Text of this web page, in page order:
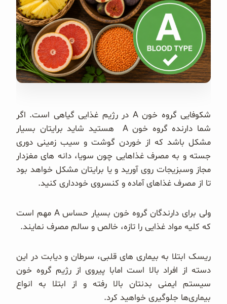
غلات و دانه‌های سالم
صبحانه و میان وعده
سبوس و جوانه‌ها
پک سلامتی OAB
کتاب‌های OAB
وبلاگ
شکوفایی گروه خون A در رژیم غذایی گیاهی است. اگر
شما دارنده گروه خون A هستید شاید برایتان بسیار
مشکل باشد که از خوردن گوشت و سیب زمینی دوری
جسته و به مصرف غذاهایی چون سویا، دانه های مغزدار
مجاز وسبزیجات روی آورید و یا برایتان مشکل خواهد بود
تا از مصرف غذاهای آماده و کنسروی خودداری کنید.
ولی برای دارندگان گروه خون بسیار حساس A مهم است
که کلیه مواد غذایی را تازه، خالص و سالم مصرف نمایند.
ریسک ابتلا به بیماری های قلبی، سرطان و دیابت در این
دسته از افراد بالا است امابا پیروی از رژیم گروه خون
سیستم ایمنی بدنتان بالا رفته و از ابتلا به انواع
بیماری‌ها جلوگیری خواهید کرد.